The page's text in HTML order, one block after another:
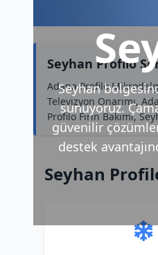
Seyhan
sunuyoruz.
güvenilir
destek
Seyhan Profilo
Adana Profilo
Televizyon Onarımı,
Profilo Fırın Bakımı,
Seyhan